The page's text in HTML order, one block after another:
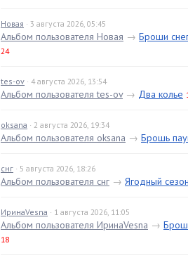
Новая · 3 августа 2026, 05:45
Альбом пользователя Новая → Броши
24
tes-ov · 4 августа 2026, 13:54
Альбом пользователя tes-ov→ Два колье
oksana · 2 августа 2026, 19:34
Альбом пользователя oksana → Брошь
снг · 5 августа 2026, 18:26
Альбом пользователя снг → Ягодный сезон
ИринаVesna · 1 августа 2026, 11:05
Альбом пользователя ИринаVesna →
18